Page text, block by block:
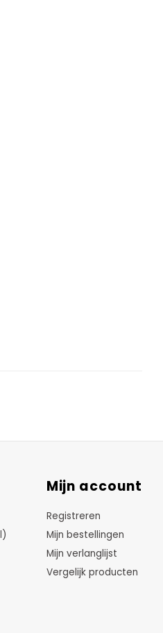
Mijn account
Registreren
Mijn bestellingen
Mijn verlanglijst
Vergelijk producten